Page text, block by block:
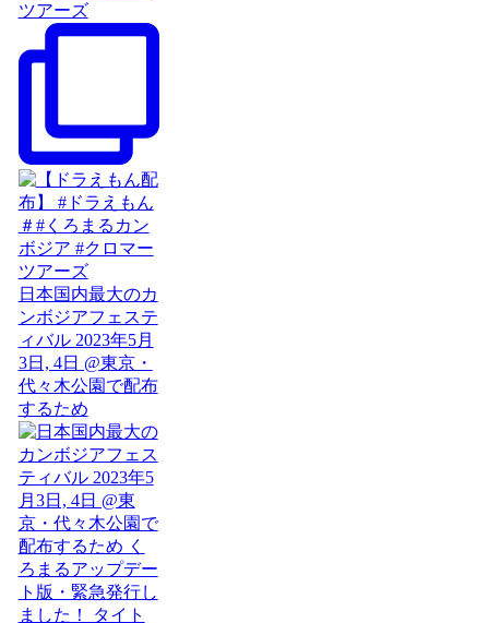
ツアーズ
日本国内最大のカ
ンボジアフェステ
ィバル 2023年5月
3日, 4日 @東京・
代々木公園で配布
するため